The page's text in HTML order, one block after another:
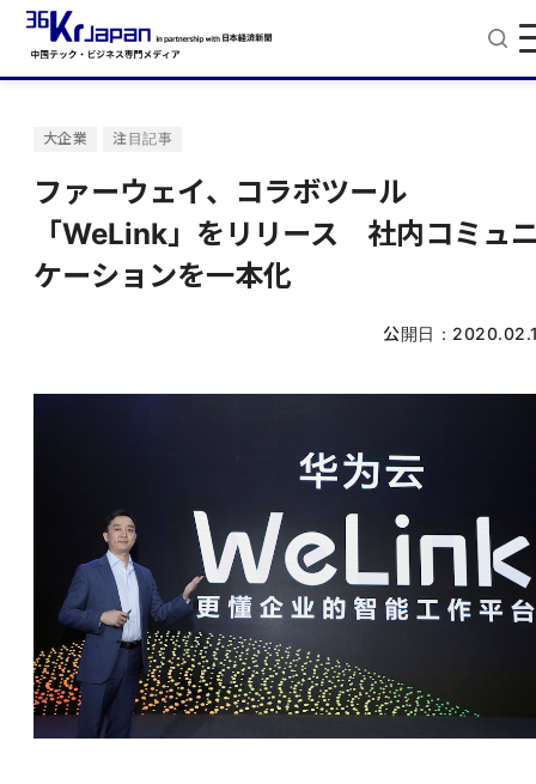
大企業 注目記事
ファーウェイ、コラボツール
「WeLink」をリリース 社内コミュ
ケーションを一本化
公開日：